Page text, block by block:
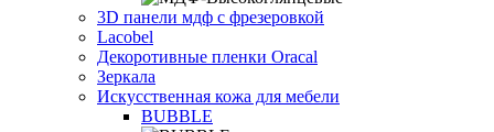
3D панели мдф с фрезеровкой
Lacobel
Декоротивные пленки Oracal
Зеркала
Искусственная кожа для мебели
BUBBLE